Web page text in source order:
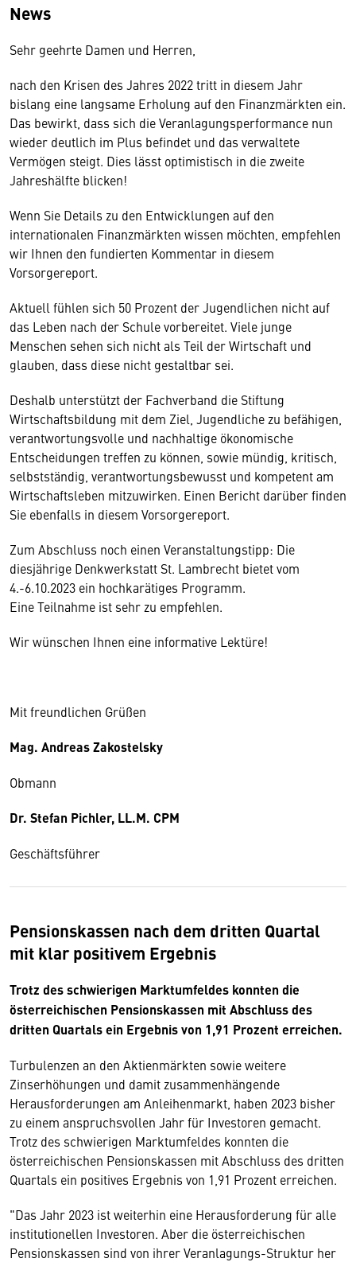
News
Sehr geehrte Damen und Herren,
nach den Krisen des Jahres 2022 tritt in diesem Jahr
bislang eine langsame Erholung auf den Finanzmärkten ein.
Das bewirkt, dass sich die Veranlagungsperformance nun
wieder deutlich im Plus befindet und das verwaltete
Vermögen steigt. Dies lässt optimistisch in die zweite
Jahreshälfte blicken!
Wenn Sie Details zu den Entwicklungen auf den
internationalen Finanzmärkten wissen möchten, empfehlen
wir Ihnen den fundierten Kommentar in diesem
Vorsorgereport.
Aktuell fühlen sich 50 Prozent der Jugendlichen nicht auf
das Leben nach der Schule vorbereitet. Viele junge
Menschen sehen sich nicht als Teil der Wirtschaft und
glauben, dass diese nicht gestaltbar sei.
Deshalb unterstützt der Fachverband die Stiftung
Wirtschaftsbildung mit dem Ziel, Jugendliche zu befähigen,
verantwortungsvolle und nachhaltige ökonomische
Entscheidungen treffen zu können, sowie mündig, kritisch,
selbstständig, verantwortungsbewusst und kompetent am
Wirtschaftsleben mitzuwirken. Einen Bericht darüber finden
Sie ebenfalls in diesem Vorsorgereport.
Zum Abschluss noch einen Veranstaltungstipp: Die
diesjährige Denkwerkstatt St. Lambrecht bietet vom
4.-6.10.2023 ein hochkarätiges Programm.
Eine Teilnahme ist sehr zu empfehlen.
Wir wünschen Ihnen eine informative Lektüre!
Mit freundlichen Grüßen
Mag. Andreas Zakostelsky
Obmann
Dr. Stefan Pichler, LL.M. CPM
Geschäftsführer
Pensionskassen nach dem dritten Quartal
mit klar positivem Ergebnis
Trotz des schwierigen Marktumfeldes konnten die
österreichischen Pensionskassen mit Abschluss des
dritten Quartals ein Ergebnis von 1,91 Prozent erreichen.
Turbulenzen an den Aktienmärkten sowie weitere
Zinserhöhungen und damit zusammenhängende
Herausforderungen am Anleihenmarkt, haben 2023 bisher
zu einem anspruchsvollen Jahr für Investoren gemacht.
Trotz des schwierigen Marktumfeldes konnten die
österreichischen Pensionskassen mit Abschluss des dritten
Quartals ein positives Ergebnis von 1,91 Prozent erreichen.
"Das Jahr 2023 ist weiterhin eine Herausforderung für alle
institutionellen Investoren. Aber die österreichischen
Pensionskassen sind von ihrer Veranlagungs-Struktur her